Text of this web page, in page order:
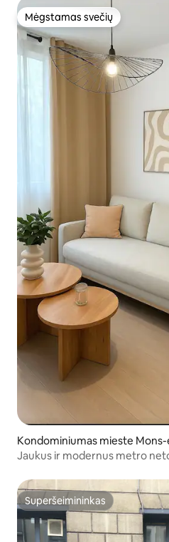
Mėgstamas svečių
Mėgstamas svečių
Kondominiumas mieste
Jaukus ir modernus metro
Superšeimininkas
Superšeimininkas